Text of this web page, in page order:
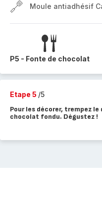
Moule antiadhésif
P5 - Fonte de chocolat
Etape 5 /5
Pour les décorer, trempez
chocolat fondu. Dégustez !